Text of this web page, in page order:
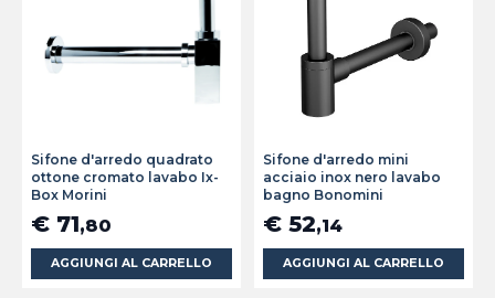
Sifone d'arredo quadrato
ottone cromato lavabo Ix-
Box Morini
€ 71,80
AGGIUNGI AL CARRELLO
Sifone d'arredo mini
acciaio inox nero lavabo
bagno Bonomini
€ 52,14
AGGIUNGI AL CARRELLO